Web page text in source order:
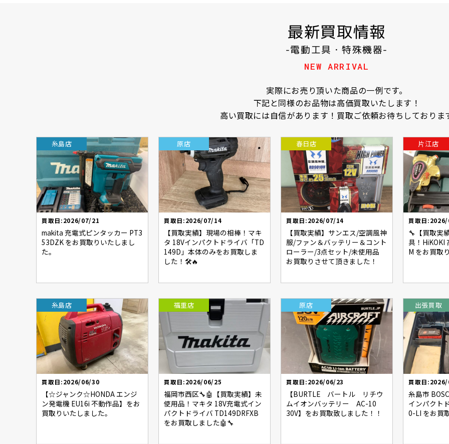
最新買取情報
-電動工具・特殊機器-
NEW ARRIVAL
実際にお売り頂いた商品の一例です。
下記と同様のお品物は高価買取いたします！
高い買取には自信があります！買取ご依頼お待ちしておりま
糸島店
買取日:2026/07/21
makita 充電式ピンタッカー PT3
53DZK をお買取りいたしまし
た。
原店
買取日:2026/07/14
【買取実績】現場の相棒！マキ
タ 18Vインパクトドライバ「TD
149D」本体のみをお買取しま
した！🛠️🔥
春日店
買取日:2026/07/14
【買取実績】サンエス/空調風神
服/ファン＆バッテリー＆コント
ローラー/3点セット/未使用品
お買取りさせて頂きました！
片江店
買取日
🔧【買取実
具！HiKOKI
M をお買取
糸島店
買取日:2026/06/30
【☆ジャンク☆HONDA エンジ
ン発電機 EU16i 不動作品】をお
買取りいたしました。
福重店
買取日:2026/06/25
福岡市西区🔧🤖【買取実績】未
使用品！マキタ 18V充電式イン
パクトドライバ TD149DRFXB
をお買取しました🤖🔧
原店
買取日:2026/06/23
【BURTLE バートル リチウ
ムイオンバッテリー AC-10
30V】をお買取致しました！！
出張買取
買取日
糸島市
インパクト
0-LI をお買